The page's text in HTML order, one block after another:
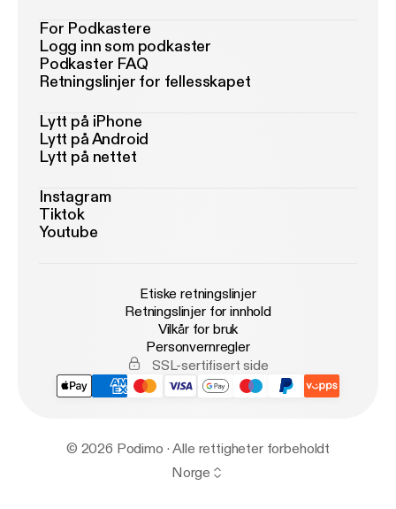
For Podkastere
Logg inn som podkaster
Podkaster FAQ
Retningslinjer for fellesskapet
Lytt på iPhone
Lytt på Android
Lytt på nettet
Instagram
Tiktok
Youtube
Etiske retningslinjer
Retningslinjer for innhold
Vilkår for bruk
Personvernregler
SSL-sertifisert side
© 2026 Podimo · Alle rettigheter forbeholdt
Norge